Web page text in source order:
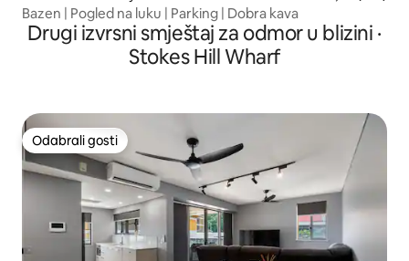
Bazen | Pogled na luku | Parking | Dobra kava
Drugi izvrsni smještaj za odmor u blizini ·
Stokes Hill Wharf
Odabrali gosti
Odabrali gosti